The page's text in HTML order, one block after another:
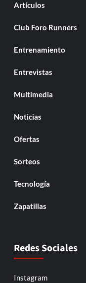
Artículos
Club Foro Runners
Entrenamiento
Entrevistas
Multimedia
Noticias
Ofertas
Sorteos
Tecnología
Zapatillas
Redes Sociales
Instagram